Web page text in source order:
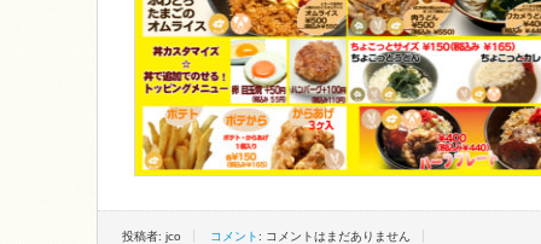
投稿者: jco コメント : コメントはまだありません